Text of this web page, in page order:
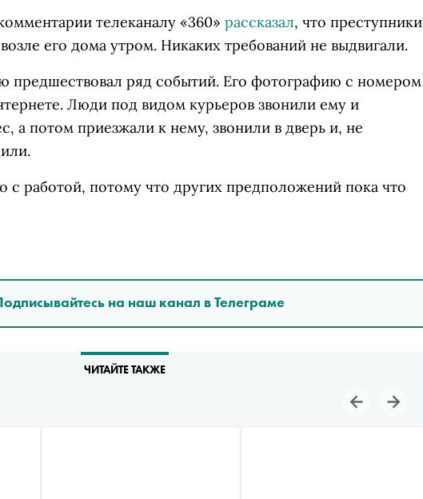
телеканалу «360» рассказал, что преступники
его дома утром. Никаких требований не выдвигали.
предшествовал ряд событий. Его фотографию с номером
Люди под видом курьеров звонили ему и
а потом приезжали к нему, звонили в дверь и, не
с работой, потому что других предположений пока что
на наш канал в Телеграме
ЧИТАЙТЕ ТАКЖЕ